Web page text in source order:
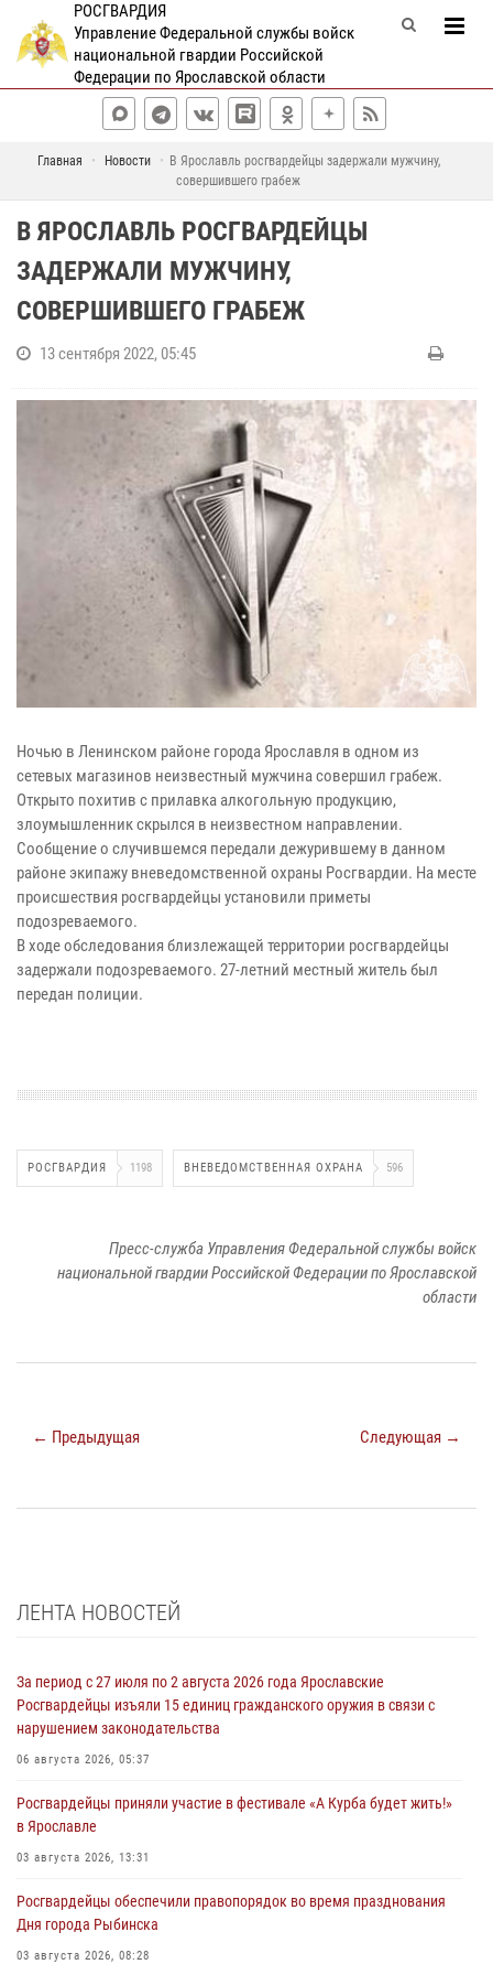
РОСГВАРДИЯ
Управление Федеральной службы войск
национальной гвардии Российской
Федерации по Ярославской области
Главная Новости
В Ярославль росгвардейцы задержали мужчину,
совершившего грабеж
В ЯРОСЛАВЛЬ РОСГВАРДЕЙЦЫ
ЗАДЕРЖАЛИ МУЖЧИНУ,
СОВЕРШИВШЕГО ГРАБЕЖ
13 сентября 2022, 05:45
Ночью в Ленинском районе города Ярославля в одном из
сетевых магазинов неизвестный мужчина совершил грабеж.
Открыто похитив с прилавка алкогольную продукцию,
злоумышленник скрылся в неизвестном направлении.
Сообщение о случившемся передали дежурившему в данном
районе экипажу вневедомственной охраны Росгвардии. На месте
происшествия росгвардейцы установили приметы
подозреваемого.
В ходе обследования близлежащей территории росгвардейцы
задержали подозреваемого. 27-летний местный житель был
передан полиции.
РОСГВАРДИЯ 1198 ВНЕВЕДОМСТВЕННАЯ ОХРАНА 596
Пресс-служба Управления Федеральной службы войск
национальной гвардии Российской Федерации по Ярославской
области
← Предыдущая Следующая →
ЛЕНТА НОВОСТЕЙ
За период с 27 июля по 2 августа 2026 года Ярославские
Росгвардейцы изъяли 15 единиц гражданского оружия в связи с
нарушением законодательства
06 августа 2026, 05:37
Росгвардейцы приняли участие в фестивале «А Курба будет жить!»
в Ярославле
03 августа 2026, 13:31
Росгвардейцы обеспечили правопорядок во время празднования
Дня города Рыбинска
03 августа 2026, 08:28